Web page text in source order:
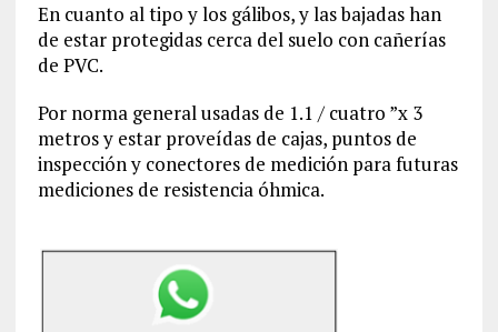
En cuanto al tipo y los gálibos, y las bajadas han
de estar protegidas cerca del suelo con cañerías
de PVC.
Por norma general usadas de 1.1 / cuatro ”x 3
metros y estar proveídas de cajas, puntos de
inspección y conectores de medición para futuras
mediciones de resistencia óhmica.